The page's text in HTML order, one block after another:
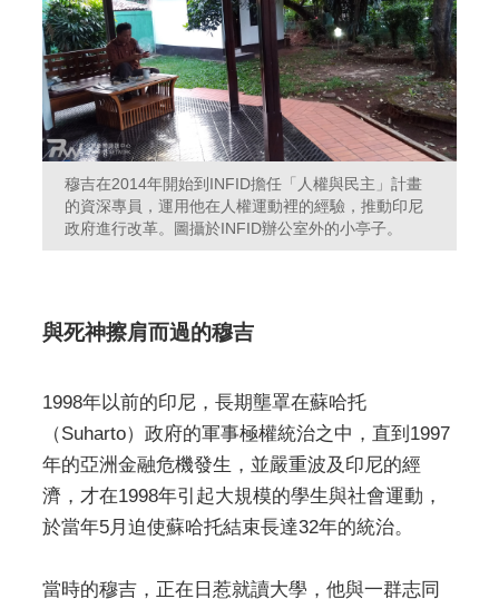
穆吉在2014年開始到INFID擔任「人權與民主」計畫
的資深專員，運用他在人權運動裡的經驗，推動印尼
政府進行改革。圖攝於INFID辦公室外的小亭子。
與死神擦肩而過的穆吉
1998年以前的印尼，長期壟罩在蘇哈托
（Suharto）政府的軍事極權統治之中，直到1997
年的亞洲金融危機發生，並嚴重波及印尼的經
濟，才在1998年引起大規模的學生與社會運動，
於當年5月迫使蘇哈托結束長達32年的統治。
當時的穆吉，正在日惹就讀大學，他與一群志同